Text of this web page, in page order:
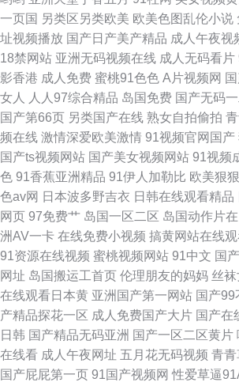
亚洲综合免费色婷婷 日韩性生活一级大片 蜜臀久久
在线精品 成人sss网站 91性爱网址 91国内在线视频
级大片 欧美亚洲日韩国产婷婷
一页国 另类区另类欧美 欧美色图乱伦小说
址视频播放 国产日产美产精品 成人午夜视
18禁网站 亚洲无码视频在线 成人无码看片
影香港 成人免费 蜜桃91色色 A片视频网
女人
人人97综合精品 岛国免费 国产无码
国产第66页 另类国产在线 熟女自拍偷拍
频在线 激情深爱欧美激情 91视频官网国产
国产ts视频网站 国产美女视频网站 91视频
色 91香蕉亚洲精品 91伊人加勒比 欧美狠
色av网 日本波多野吉衣 日韩在线观看精品
网页 97免费艹 岛国一区二区 岛国动作片在
洲AV一卡 在线免费小视频 搞黄网站在线
91资源在线视频 蜜桃视频网站 91中文 国
网址 岛国搬运工首页 伦理朋友的妈妈 丝袜
在线观看日本黄 亚洲国产第一网站 国产99
产精品探花一区 成人免费国产大片 国产在
日韩 国产精品无码亚洲 国产一区二区黄片
在线看 成人午夜网址 五月花无码视频 青青
国产屁屁第一页 91国产视频网 性爱草逼